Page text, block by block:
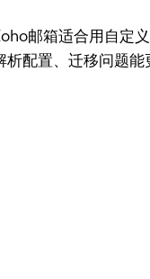
邮箱适合用自定
析配置、迁移问题